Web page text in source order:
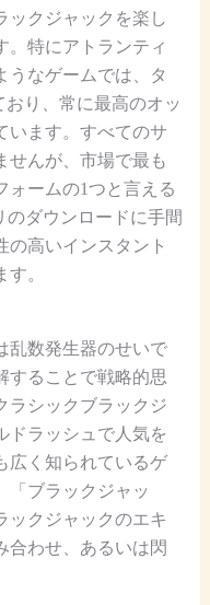
ックジャックを楽し
。特にアトランティ
うなゲームでは、タ
り、常に最高のオッ
います。すべてのサ
せんが、市場で最も
ォームの1つと言える
のダウンロードに手間
の高いインスタント
。
乱数発生器のせいで
することで戦略的思
ラシックブラックジ
ドラッシュで人気を
広く知られているゲ
「ブラックジャッ
ックジャックのエキ
合わせ、あるいは閃